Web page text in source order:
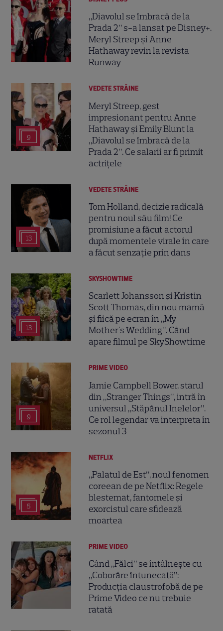
„Diavolul se îmbracă de la
Prada 2” s-a lansat pe Disney+.
Meryl Streep și Anne
Hathaway revin la revista
Runway
9
VEDETE STRĂINE
Meryl Streep, gest
impresionant pentru Anne
Hathaway și Emily Blunt la
„Diavolul se îmbracă de la
Prada 2”. Ce salarii ar fi primit
actrițele
13
VEDETE STRĂINE
Tom Holland, decizie radicală
pentru noul său film! Ce
promisiune a făcut actorul
după momentele virale în care
a făcut senzație prin dans
13
SKYSHOWTIME
Scarlett Johansson și Kristin
Scott Thomas, din nou mamă
și fiică pe ecran în „My
Mother's Wedding”. Când
apare filmul pe SkyShowtime
9
PRIME VIDEO
Jamie Campbell Bower, starul
din „Stranger Things”, intră în
universul „Stăpânul Inelelor”.
Ce rol legendar va interpreta în
sezonul 3
5
NETFLIX
„Palatul de Est”, noul fenomen
coreean de pe Netflix: Regele
blestemat, fantomele și
exorcistul care sfidează
moartea
PRIME VIDEO
Când „Fălci” se întâlnește cu
„Coborâre întunecată”:
Producția claustrofobă de pe
Prime Video ce nu trebuie
ratată